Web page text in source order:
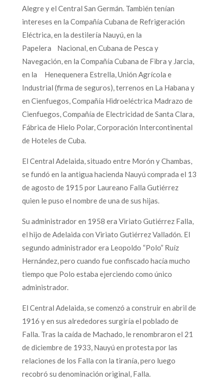
Alegre y el Central San Germán. También tenían
intereses en la Compañía Cubana de Refrigeración
Eléctrica, en la destilería Nauyú, en la
Papelera Nacional, en Cubana de Pesca y
Navegación, en la Compañía Cubana de Fibra y Jarcia,
en la Henequenera Estrella, Unión Agrícola e
Industrial (firma de seguros), terrenos en La Habana y
en Cienfuegos, Compañía Hidroeléctrica Madrazo de
Cienfuegos, Compañía de Electricidad de Santa Clara,
Fábrica de Hielo Polar, Corporación Intercontinental
de Hoteles de Cuba.
El Central Adelaida, situado entre Morón y Chambas,
se fundó en la antigua hacienda Nauyú comprada el 13
de agosto de 1915 por Laureano Falla Gutiérrez
quien le puso el nombre de una de sus hijas.
Su administrador en 1958 era Viriato Gutiérrez Falla,
el hijo de Adelaida con Viriato Gutiérrez Valladón. El
segundo administrador era Leopoldo “Polo” Ruíz
Hernández, pero cuando fue confiscado hacía mucho
tiempo que Polo estaba ejerciendo como único
administrador.
El Central Adelaida, se comenzó a construir en abril de
1916 y en sus alrededores surgiría el poblado de
Falla. Tras la caída de Machado, le renombraron el 21
de diciembre de 1933, Nauyú en protesta por las
relaciones de los Falla con la tiranía, pero luego
recobró su denominación original, Falla.